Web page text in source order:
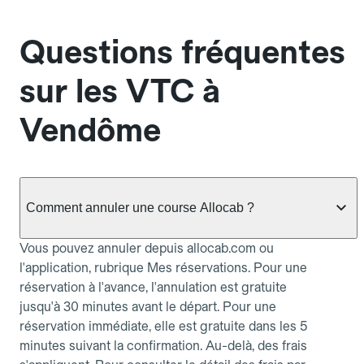
Questions fréquentes
sur les VTC à
Vendôme
Comment annuler une course Allocab ?
Vous pouvez annuler depuis allocab.com ou
l'application, rubrique Mes réservations. Pour une
réservation à l'avance, l'annulation est gratuite
jusqu'à 30 minutes avant le départ. Pour une
réservation immédiate, elle est gratuite dans les 5
minutes suivant la confirmation. Au-delà, des frais